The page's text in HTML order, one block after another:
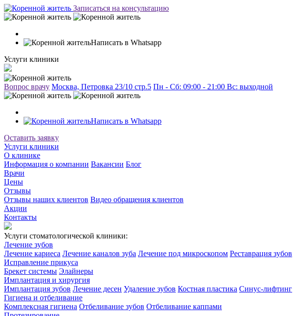
Записаться на консультацию
Написать в Whatsapp
Услуги клиники
Вопрос врачу Москва, Петровка 23/10 стр.5 Пн - Сб: 09:00 - 21:00 Вc: выходной
Написать в Whatsapp
Оставить заявку
Услуги клиники
О клинике
Информация о компании Вакансии Блог
Врачи
Цены
Отзывы
Отзывы наших клиентов Видео обращения клиентов
Акции
Контакты
Услуги стоматологической клиники:
Лечение зубов
Лечение кариеса Лечение каналов зуба Лечение под микроскопом Реставрация зубов
Исправление прикуса
Брекет системы Элайнеры
Имплантация и хирургия
Имплантация зубов Лечение десен Удаление зубов Костная пластика Синус-лифтинг
Гигиена и отбеливание
Комплексная гигиена Отбеливание зубов Отбеливание каппами